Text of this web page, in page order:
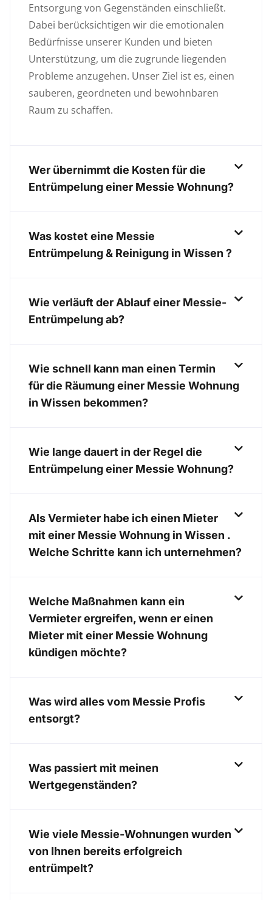
Entsorgung von Gegenständen einschließt.
Dabei berücksichtigen wir die emotionalen
Bedürfnisse unserer Kunden und bieten
Unterstützung, um die zugrunde liegenden
Probleme anzugehen. Unser Ziel ist es, einen
sauberen, geordneten und bewohnbaren
Raum zu schaffen.
Wer übernimmt die Kosten für die
Entrümpelung einer Messie Wohnung?
Was kostet eine Messie
Entrümpelung & Reinigung in Wissen ?
Wie verläuft der Ablauf einer Messie-
Entrümpelung ab?
Wie schnell kann man einen Termin
für die Räumung einer Messie Wohnung
in Wissen bekommen?
Wie lange dauert in der Regel die
Entrümpelung einer Messie Wohnung?
Als Vermieter habe ich einen Mieter
mit einer Messie Wohnung in Wissen .
Welche Schritte kann ich unternehmen?
Welche Maßnahmen kann ein
Vermieter ergreifen, wenn er einen
Mieter mit einer Messie Wohnung
kündigen möchte?
Was wird alles vom Messie Profis
entsorgt?
Was passiert mit meinen
Wertgegenständen?
Wie viele Messie-Wohnungen wurden
von Ihnen bereits erfolgreich
entrümpelt?